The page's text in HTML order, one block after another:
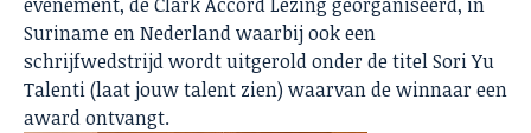
evenement, de Clark Accord Lezing georganiseerd, in
Suriname en Nederland waarbij ook een
schrijfwedstrijd wordt uitgerold onder de titel Sori Yu
Talenti (laat jouw talent zien) waarvan de winnaar een
award ontvangt.